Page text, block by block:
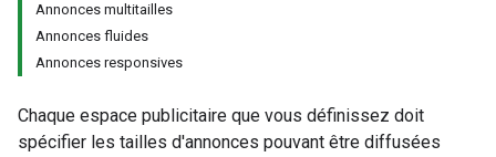
Annonces multitailles
Annonces fluides
Annonces responsives
Chaque espace publicitaire que vous définissez doit
spécifier les tailles d'annonces pouvant être diffusées